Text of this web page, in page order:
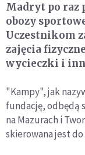
Madryt po raz
obozy
Uczestnikom
zajęcia
wycieczki i
"Kampy", jak
fundację, odbędą
na Mazurach i
skierowana jest